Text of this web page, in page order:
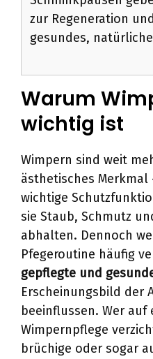
zur Regeneration
gesundes,
Warum
wichtig ist
Wimpern sind weit
ästhetisches
wichtige
sie Staub, Schmutz
abhalten. Dennoch
Pfegeroutine häufig
gepflegte und
Erscheinungsbild der
beeinflussen. Wer auf
Wimpernpflege
brüchige oder sogar